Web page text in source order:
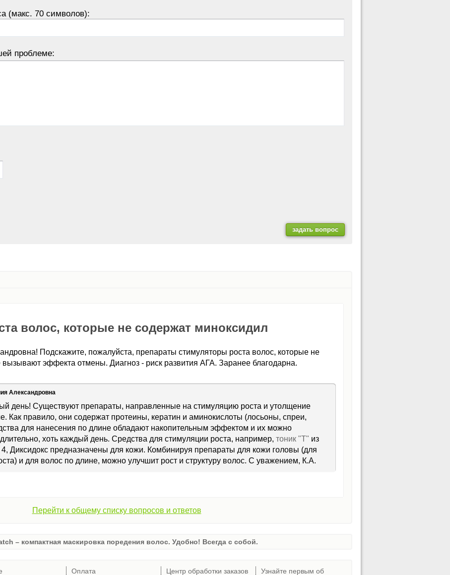
(макс. 70 символов):
проблеме:
волос, которые не содержат миноксидил
Подскажите, пожалуйста, препараты стимуляторы роста волос, которые не
эффекта отмены. Диагноз - риск развития АГА. Заранее благодарна.
Александровна
день! Существуют препараты, направленные на стимуляцию роста и утолщение
Как правило, они содержат протеины, кератин и аминокислоты (лосьоны, спреи,
для нанесения по длине обладают накопительным эффектом и их можно
хоть каждый день. Средства для стимуляции роста, например, тоник "Т" из
Диксидокс предназначены для кожи. Комбинируя препараты для кожи головы (для
и для волос по длине, можно улучшит рост и структуру волос. С уважением, К.А.
Перейти к общему списку вопросов и ответов
– компактная маскировка поредения волос. Удобно! Всегда с собой.
Оплата Центр обработки заказов Узнайте первым об